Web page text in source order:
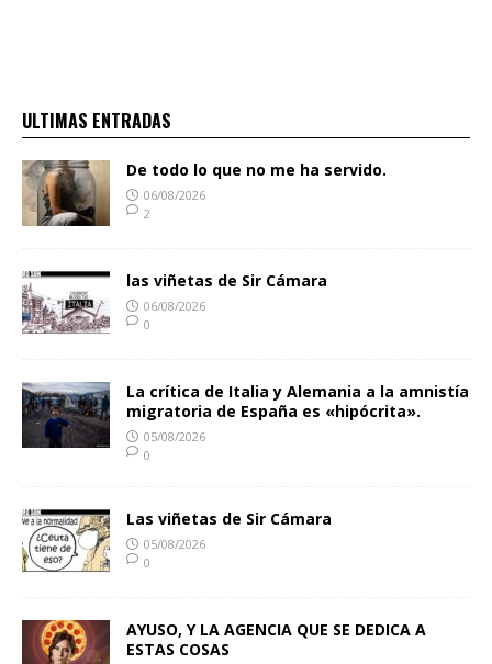
ULTIMAS ENTRADAS
De todo lo que no me ha servido.
06/08/2026
2
las viñetas de Sir Cámara
06/08/2026
0
La crítica de Italia y Alemania a la amnistía
migratoria de España es «hipócrita».
05/08/2026
0
Las viñetas de Sir Cámara
05/08/2026
0
AYUSO, Y LA AGENCIA QUE SE DEDICA A
ESTAS COSAS